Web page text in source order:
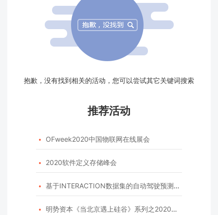
抱歉，没有找到相关的活动，您可以尝试其它关键词搜索
推荐活动
 OFweek2020中国物联网在线展会
 2020软件定义存储峰会
 基于INTERACTION数据集的自动驾驶预测模型挑战赛
 明势资本《当北京遇上硅谷》系列之2020年度开源峰会